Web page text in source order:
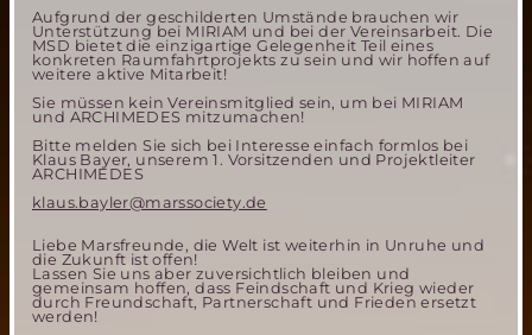
Aufgrund der geschilderten Umstände brauchen wir
Unterstützung bei MIRIAM und bei der Vereinsarbeit. Die
MSD bietet die einzigartige Gelegenheit Teil eines
konkreten Raumfahrtprojekts zu sein und wir hoffen auf
weitere aktive Mitarbeit!
Sie müssen kein Vereinsmitglied sein, um bei MIRIAM
und ARCHIMEDES mitzumachen!
Bitte melden Sie sich bei Interesse einfach formlos bei
Klaus Bayer, unserem 1. Vorsitzenden und Projektleiter
ARCHIMEDES
klaus.bayler@marssociety.de
Liebe Marsfreunde, die Welt ist weiterhin in Unruhe und
die Zukunft ist offen!
Lassen Sie uns aber zuversichtlich bleiben und
gemeinsam hoffen, dass Feindschaft und Krieg wieder
durch Freundschaft, Partnerschaft und Frieden ersetzt
werden!